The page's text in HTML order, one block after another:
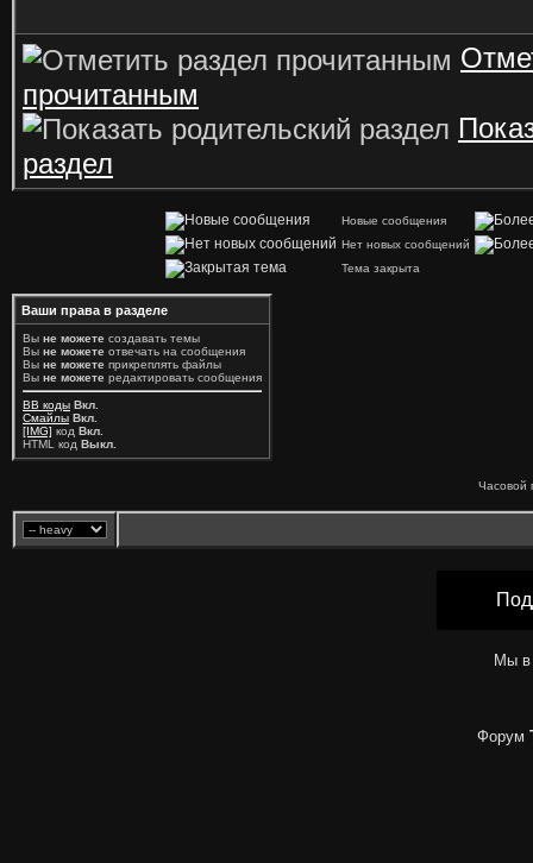
прочитанным
раздел
Новые сообщения
Нет новых сообщений
Тема закрыта
Ваши права в разделе
Вы не можете создавать темы
Вы не можете отвечать на сообщения
Вы не можете прикреплять файлы
Вы не можете редактировать сообщения
BB коды Вкл.
Смайлы Вкл.
[IMG] код Вкл.
HTML код Выкл.
Часовой
Мы в
Форум